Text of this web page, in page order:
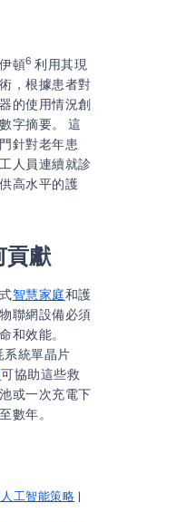
頓6 利用其現
，根據患者對
的使用情況創
字摘要。 這
針對老年患
人員連續就診
高水平的護
貢獻
智慧家庭和護
聯網設備必須
和效能。
系統單晶片
可協助這些救
或一次充電下
數年。
工智能策略 |